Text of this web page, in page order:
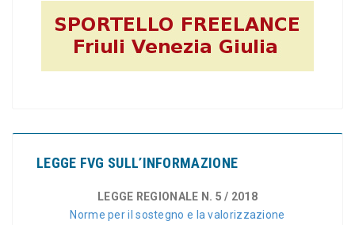
LEGGE FVG SULL’INFORMAZIONE
LEGGE REGIONALE N. 5 / 2018
Norme per il sostegno e la valorizzazione